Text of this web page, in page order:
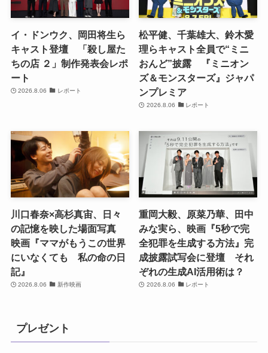
イ・ドンウク、岡田将生ら
キャスト登壇 「殺し屋た
ちの店 ２」制作発表会レポ
ート
2026.8.06 レポート
松平健、千葉雄大、鈴木愛
理らキャスト全員で“ミニ
おんど”披露 『ミニオン
ズ＆モンスターズ』ジャパ
ンプレミア
2026.8.06 レポート
川口春奈×高杉真宙、日々
の記憶を映した場面写真
映画『ママがもうこの世界
にいなくても 私の命の日
記』
2026.8.06 新作映画
重岡大毅、原菜乃華、田中
みな実ら、映画『5秒で完
全犯罪を生成する方法』完
成披露試写会に登壇 それ
ぞれの生成AI活用術は？
2026.8.06 レポート
プレゼント